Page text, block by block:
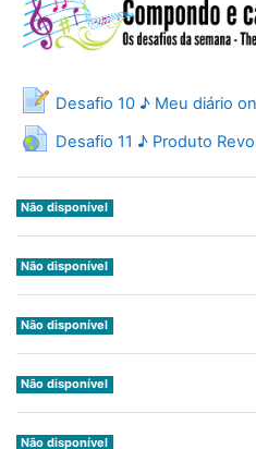
Desafio 10 ♪ Meu diário
Desafio 11 ♪ Produto
Não disponível
Não disponível
Não disponível
Não disponível
Não disponível